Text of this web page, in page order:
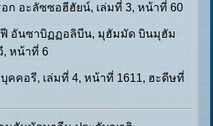
ก อะลัซซอฮีฮัยน์, เล่มที่ 3, หน้าที่ 60
อันซาบิฏฏอลิบีน, มุฮัมมัด บินมุฮัม
, หน้าที่ 6
บุคคอรี, เล่มที่ 4, หน้าที่ 1611, ฮะดีษที่